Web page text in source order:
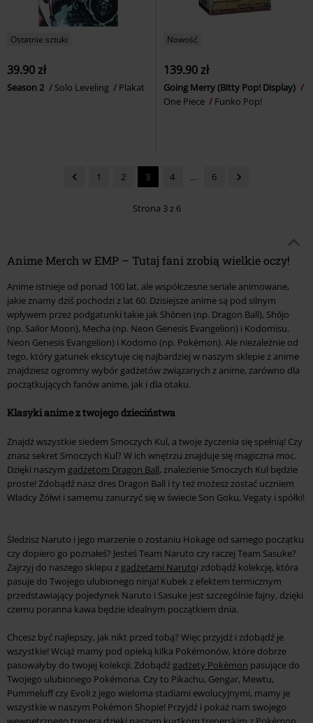
Ostatnie sztuki
39.90 zł
Season 2 Solo Leveling Plakat
Nowość
139.90 zł
Going Merry (Bitty Pop! Display)
One Piece
Funko Pop!
1 2 3 4 ... 6
Strona 3 z 6
Anime Merch w EMP – Tutaj fani zrobią wielkie oczy!
Anime istnieje od ponad 100 lat, ale współczesne seriale animowane,
jakie znamy dziś pochodzi z lat 60. Dzisiejsze anime są pod silnym
wpływem przez podgatunki takie jak Shōnen (np. Dragon Ball), Shōjo
(np. Sailor Moon), Mecha (np. Neon Genesis Evangelion) i Kodomisu.
Neon Genesis Evangelion) i Kodomo (np. Pokémon). Ale niezależnie od
tego, który gatunek ekscytuje cię najbardziej w naszym sklepie z anime
znajdziesz ogromny wybór gadżetów związanych z anime, zarówno dla
początkujących fanów anime, jak i dla otaku.
Klasyki anime z twojego dzieciństwa
Znajdź wszystkie siedem Smoczych Kul, a twoje życzenia się spełnią! Czy
znasz sekret Smoczych Kul? W ich wnętrzu znajduje się magiczna moc.
Dzięki naszym gadżetom Dragon Ball, znalezienie Smoczych Kul będzie
proste! Zdobądź nasz dres Dragon Ball i ty też możesz zostać uczniem
Władcy Żółwi i samemu zanurzyć się w świecie Son Goku, Vegaty i spółki!
Śledzisz Naruto i jego marzenie o zostaniu Hokage od samego początku
czy dopiero go poznałeś? Jesteś Team Naruto czy raczej Team Sasuke?
Zajrzyj do naszego sklepu z gadżetami Narutoi zdobądź kolekcję, która
pasuje do Twojego ulubionego ninja! Kubek z efektem termicznym
przedstawiający pojedynek Naruto i Sasuke jest szczególnie fajny, dzięki
czemu poranna kawa będzie idealnym początkiem dnia.
Chcesz być najlepszy, jak nikt przed tobą? Więc przyjdź i zdobądź je
wszystkie! Wciąż mamy pod opieką kilka Pokémonów, które dobrze
pasowałyby do twojej kolekcji. Zdobądź gadżety Pokémon pasujące do
Twojego ulubionego Pokémona. Czy to Pikachu, Gengar, Mewtu,
Pummeluff czy Evoli z jego wieloma stadiami ewolucyjnymi, mamy je
wszystkie w naszym Pokémon Shopie! Przyjdź i pokaż nam swojego